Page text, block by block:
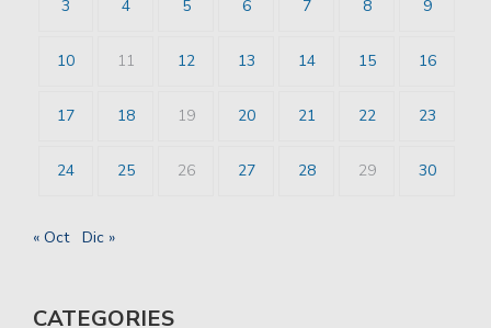
3 4 5 6 7 8 9
10 11 12 13 14 15 16
17 18 19 20 21 22 23
24 25 26 27 28 29 30
« Oct Dic »
CATEGORIES